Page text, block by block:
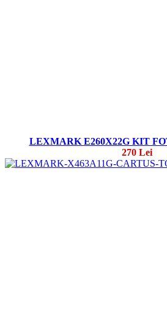
LEXMARK E260X22G KIT
270 Lei